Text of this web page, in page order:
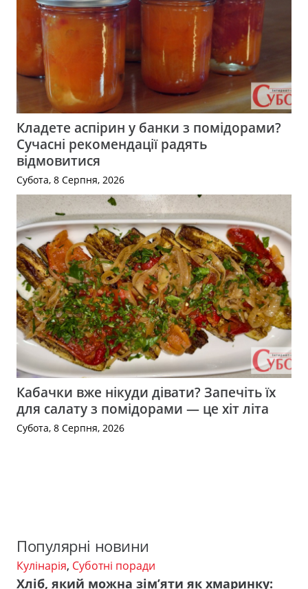
Кладете аспірин у банки з помідорами?
Сучасні рекомендації радять
відмовитися
Субота, 8 Серпня, 2026
Кабачки вже нікуди дівати? Запечіть їх
для салату з помідорами — це хіт літа
Субота, 8 Серпня, 2026
Популярні новини
Кулінарія, Суботні поради
Хліб, який можна зім’яти як хмаринку: